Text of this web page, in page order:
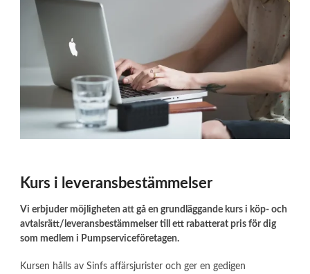
Kurs i leveransbestämmelser
Vi erbjuder möjligheten att gå en grundläggande kurs i köp- och
avtalsrätt/leveransbestämmelser till ett rabatterat pris för dig
som medlem i Pumpserviceföretagen.
Kursen hålls av Sinfs affärsjurister och ger en gedigen